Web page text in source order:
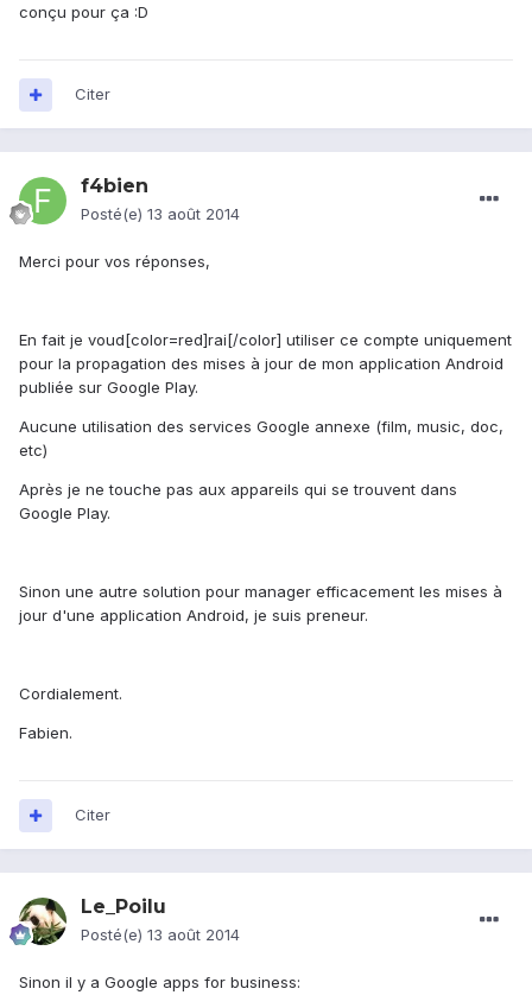
conçu pour ça :D
Citer
f4bien
Posté(e) 13 août 2014
Merci pour vos réponses,
En fait je voud[color=red]rai[/color] utiliser ce compte uniquement
pour la propagation des mises à jour de mon application Android
publiée sur Google Play.
Aucune utilisation des services Google annexe (film, music, doc,
etc)
Après je ne touche pas aux appareils qui se trouvent dans
Google Play.
Sinon une autre solution pour manager efficacement les mises à
jour d'une application Android, je suis preneur.
Cordialement.
Fabien.
Citer
Le_Poilu
Posté(e) 13 août 2014
Sinon il y a Google apps for business: